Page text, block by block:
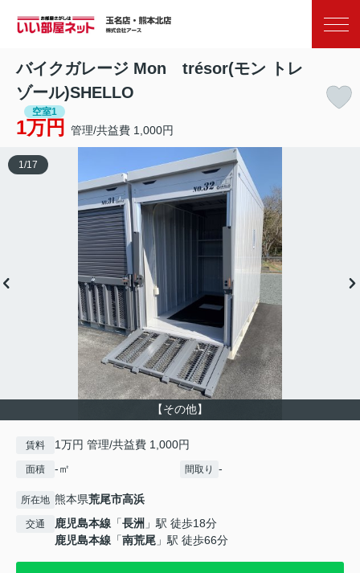
バイクガレージ Mon trésor(モン トレ
ゾール)SHELLO
空室1
1万円 管理/共益費 1,000円
【その他】
1 /17
賃料 1万円 管理/共益費 1,000円
面積 -㎡ 間取り -
所在地 熊本県荒尾市高浜
交通 鹿児島本線 「長洲 」駅 徒歩18分
鹿児島本線 「南荒尾 」駅 徒歩66分